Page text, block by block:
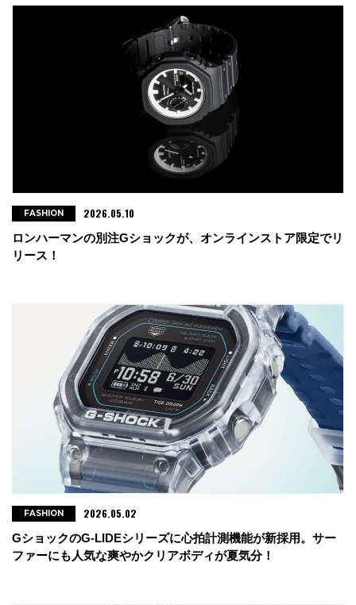
ロンハーマンの別注Gショックが、オンラインストア限定でリ
リース！
FASHION 2026.05.10
GショックのG-LIDEシリーズに心拍計測機能が新採用。サー
ファーにも人気な爽やかクリアボディが夏気分！
FASHION 2026.05.02